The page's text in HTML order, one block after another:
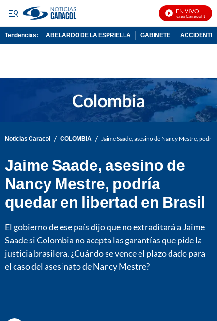
EN VIVO
Noticias Caracol En Vivo
Tendencias: ABELARDO DE LA ESPRIELLA GABINETE ACCIDENTE
Noticias Caracol / COLOMBIA / Jaime Saade, asesino de Nancy Mestre,
Jaime Saade, asesino de
Nancy Mestre, podría
quedar en libertad en Brasil
El gobierno de ese país dijo que no extraditará a Jaime
Saade si Colombia no acepta las garantías que pide la
justicia brasilera. ¿Cuándo se vence el plazo dado para
el caso del asesinato de Nancy Mestre?